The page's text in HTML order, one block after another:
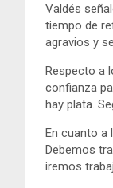
Valdés
tiempo de
agravios y
Respecto a
confianza
hay plata.
En cuanto a
Debemos
iremos